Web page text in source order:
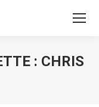
: CHRIS